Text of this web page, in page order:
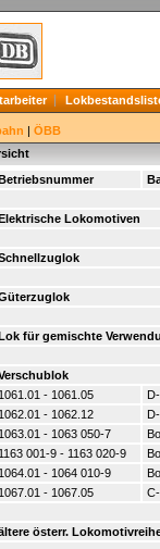
| ÖBB
Lokomotiven
für gemischte
1061.01 - 1061.05
1062.01 - 1062.12
1063.01 - 1063 050-7
1163 001-9 - 1163 020-9
1064.01 - 1064 010-9
1067.01 - 1067.05
österr.